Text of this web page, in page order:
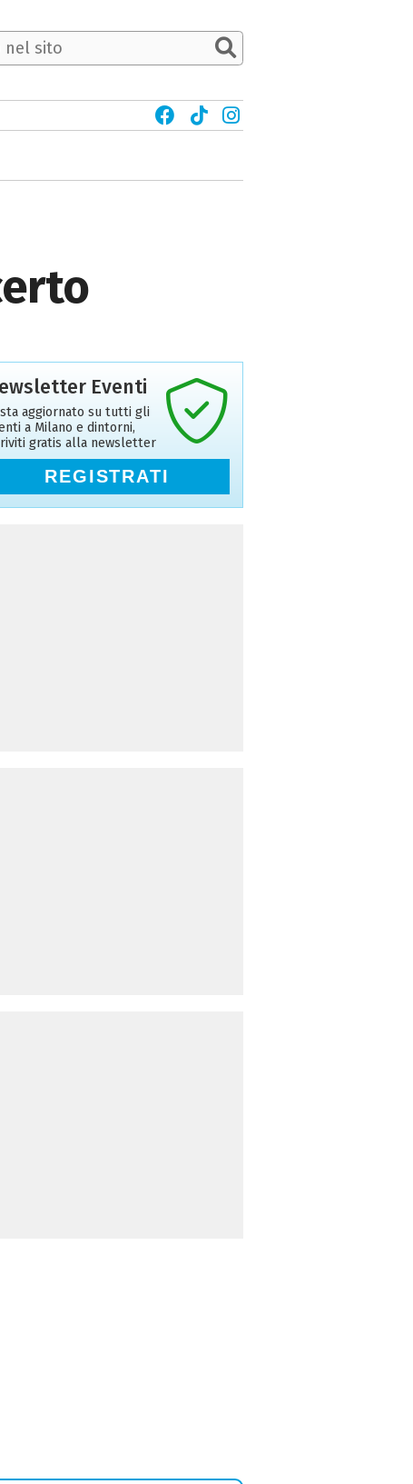
Eventi
aggiornato su tutti gli
a Milano e dintorni,
gratis alla newsletter
REGISTRATI